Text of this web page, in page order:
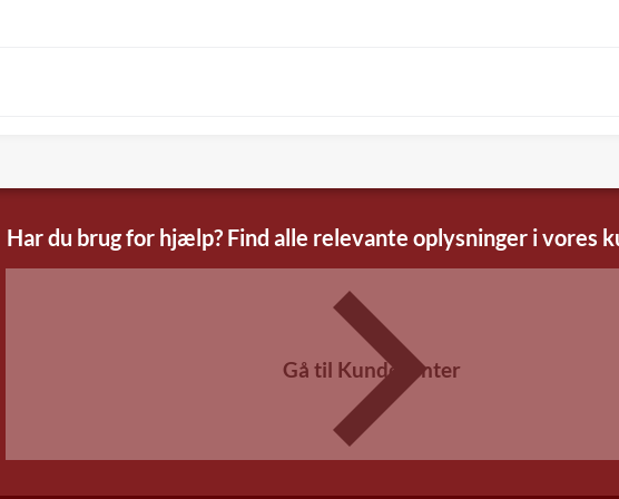
Har du brug for hjælp? Find alle relevante oplysninger i vores
Gå til Kundecenter